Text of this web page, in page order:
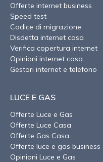
Offerte internet business
Speed test
Codice di migrazione
Disdetta internet casa
Verifica copertura internet
Opinioni internet casa
Gestori internet e telefono
LUCE E GAS
Offerte Luce e Gas
Offerte Luce Casa
Offerte Gas Casa
Offerte luce e gas business
Opinioni Luce e Gas